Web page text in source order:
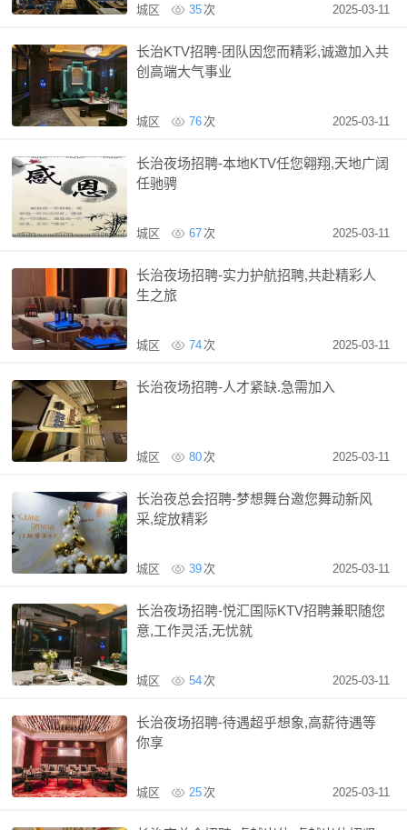
城区 35 次 2025-03-11
长治KTV招聘-团队因您而精彩,诚邀加入共
创高端大气事业
城区 76 次 2025-03-11
长治夜场招聘-本地KTV任您翱翔,天地广阔
任驰骋
城区 67 次 2025-03-11
长治夜场招聘-实力护航招聘,共赴精彩人
生之旅
城区 74 次 2025-03-11
长治夜场招聘-人才紧缺.急需加入
城区 80 次 2025-03-11
长治夜总会招聘-梦想舞台邀您舞动新风
采,绽放精彩
城区 39 次 2025-03-11
长治夜场招聘-悦汇国际KTV招聘兼职随您
意,工作灵活,无忧就
城区 54 次 2025-03-11
长治夜场招聘-待遇超乎想象,高薪待遇等
你享
城区 25 次 2025-03-11